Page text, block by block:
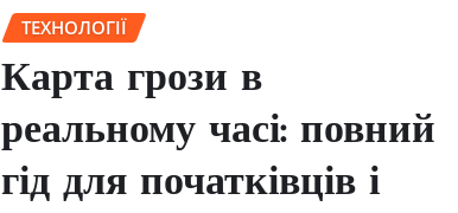
ТЕХНОЛОГІЇ
Карта грози в
реальному часі: повний
гід для початківців і